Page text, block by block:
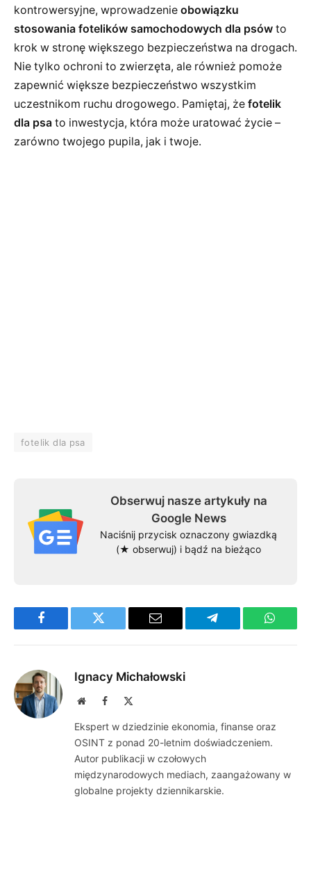
kontrowersyjne, wprowadzenie obowiązku
stosowania fotelików samochodowych dla psów to
krok w stronę większego bezpieczeństwa na drogach.
Nie tylko ochroni to zwierzęta, ale również pomoże
zapewnić większe bezpieczeństwo wszystkim
uczestnikom ruchu drogowego. Pamiętaj, że fotelik
dla psa to inwestycja, która może uratować życie –
zarówno twojego pupila, jak i twoje.
fotelik dla psa
Obserwuj nasze artykuły na
Google News
Naciśnij przycisk oznaczony gwiazdką
(★ obserwuj) i bądź na bieżąco
Facebook Twitter Email Telegram
Ignacy Michałowski
WebsiteFacebook
Ekspert w dziedzinie ekonomia, finanse oraz
OSINT z ponad 20-letnim doświadczeniem.
Autor publikacji w czołowych
międzynarodowych mediach, zaangażowany w
globalne projekty dziennikarskie.